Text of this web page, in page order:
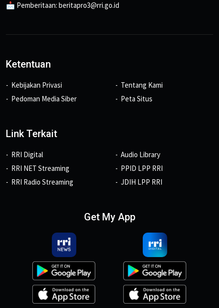
📩 Pemberitaan: beritapro3@rri.go.id
Ketentuan
Kebijakan Privasi
Pedoman Media Siber
Tentang Kami
Peta Situs
Link Terkait
RRI Digital
RRI NET Streaming
RRI Radio Streaming
Audio Library
PPID LPP RRI
JDIH LPP RRI
Get My App